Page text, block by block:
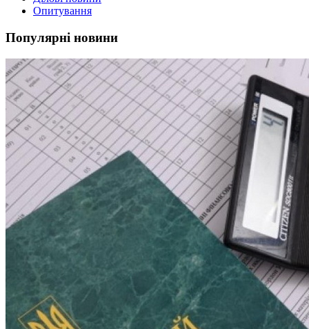
Опитування
Популярні новини